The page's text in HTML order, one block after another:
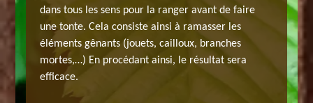
la
dans tous les sens pour la ranger avant de faire
une tonte. Cela consiste ainsi à ramasser les
éléments gênants (jouets, cailloux, branches
mortes,…) En procédant ainsi, le résultat sera
efficace.
équipe
service
région